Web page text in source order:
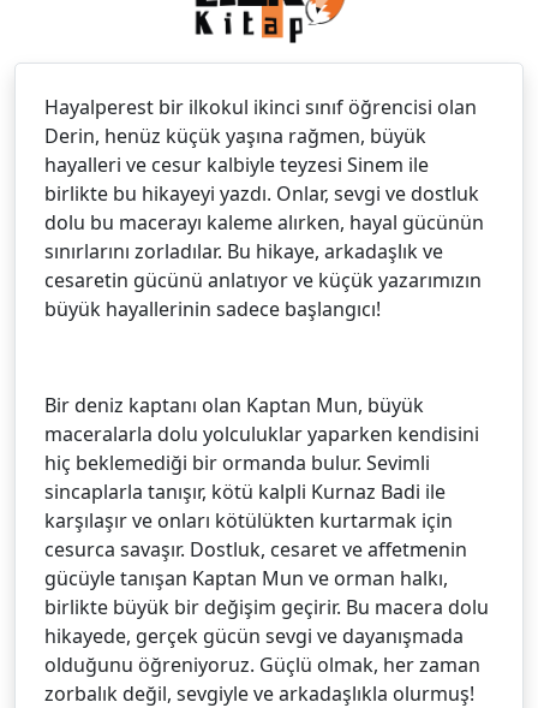
Hayalperest bir ilkokul ikinci sınıf öğrencisi olan
Derin, henüz küçük yaşına rağmen, büyük
hayalleri ve cesur kalbiyle teyzesi Sinem ile
birlikte bu hikayeyi yazdı. Onlar, sevgi ve dostluk
dolu bu macerayı kaleme alırken, hayal gücünün
sınırlarını zorladılar. Bu hikaye, arkadaşlık ve
cesaretin gücünü anlatıyor ve küçük yazarımızın
büyük hayallerinin sadece başlangıcı!
Bir deniz kaptanı olan Kaptan Mun, büyük
maceralarla dolu yolculuklar yaparken kendisini
hiç beklemediği bir ormanda bulur. Sevimli
sincaplarla tanışır, kötü kalpli Kurnaz Badi ile
karşılaşır ve onları kötülükten kurtarmak için
cesurca savaşır. Dostluk, cesaret ve affetmenin
gücüyle tanışan Kaptan Mun ve orman halkı,
birlikte büyük bir değişim geçirir. Bu macera dolu
hikayede, gerçek gücün sevgi ve dayanışmada
olduğunu öğreniyoruz. Güçlü olmak, her zaman
zorbalık değil, sevgiyle ve arkadaşlıkla olurmuş!